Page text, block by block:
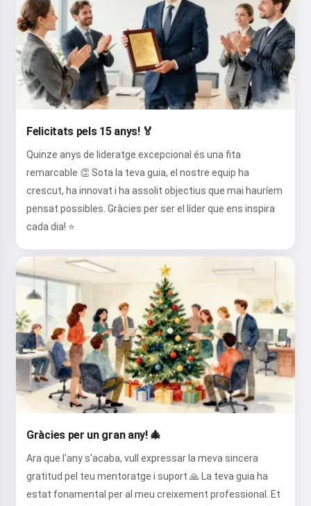
Felicitats pels 15 anys! 🏅
Quinze anys de lideratge excepcional és una fita
remarcable 👏 Sota la teva guia, el nostre equip ha
crescut, ha innovat i ha assolit objectius que mai hauríem
pensat possibles. Gràcies per ser el líder que ens inspira
cada dia! ⭐
Gràcies per un gran any! 🎄
Ara que l'any s'acaba, vull expressar la meva sincera
gratitud pel teu mentoratge i suport 🙏 La teva guia ha
estat fonamental per al meu creixement professional. Et